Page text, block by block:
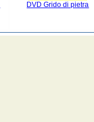
DVD Grido di pietra